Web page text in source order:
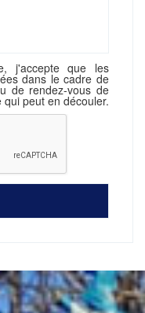
j'accepte que les
dans le cadre de
de rendez-vous de
peut en découler.